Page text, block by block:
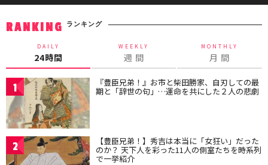
RANKING ランキング
DAILY
24時間
WEEKLY
週 間
MONTHLY
月 間
1 『豊臣兄弟！』お市と柴田勝家、自刃しての最
期と「辞世の句」…運命を共にした２人の悲劇
2 【豊臣兄弟！】秀吉は本当に「女狂い」だった
のか？ 天下人を彩った11人の側室たちを時系列
で一挙紹介